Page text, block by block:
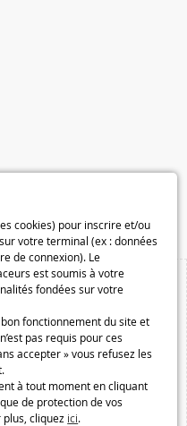
cookies) pour inscrire et/ou
votre terminal (ex : données
de connexion). Le
est soumis à votre
fondées sur votre
fonctionnement du site et
pas requis pour ces
accepter » vous refusez les
à tout moment en cliquant
de protection de vos
cliquez ici.